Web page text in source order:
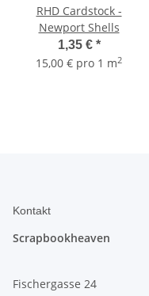
RHD Cardstock -
Newport Shells
1,35 € *
15,00 € pro 1 m2
Kontakt
Scrapbookheaven
Fischergasse 24